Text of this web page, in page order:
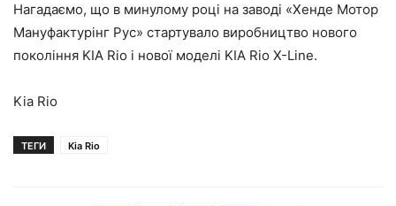
Нагадаємо, що в минулому році на заводі «Хенде Мотор
Мануфактурінг Рус» стартувало виробництво нового
покоління KIA Rio і нової моделі KIA Rio X-Line.
Kia Rio
ТЕГИ Kia Rio